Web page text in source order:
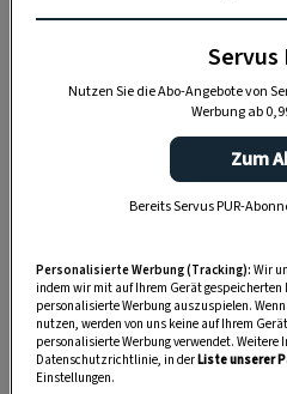
Servus
Nutzen Sie die Abo-Angebote von
Werbung ab
Zum
Bereits Servus PUR-
Personalisierte Werbung (Tracking): Wir
indem wir mit auf Ihrem Gerät
personalisierte Werbung auszuspielen.
nutzen, werden von uns keine auf Ihrem
personalisierte Werbung verwendet. Weitere
Datenschutzrichtlinie, in derListe unserer
Einstellungen.